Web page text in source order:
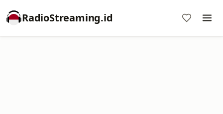
RadioStreaming.id